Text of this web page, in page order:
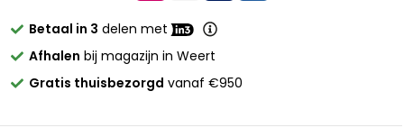
Betaal in 3 delen met
Afhalen bij magazijn in Weert
Gratis thuisbezorgd vanaf €950